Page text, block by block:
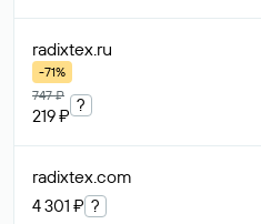
radixtex.ru
-71%
747 ₽
219 ₽
?
radixtex.com
4 301 ₽ ?